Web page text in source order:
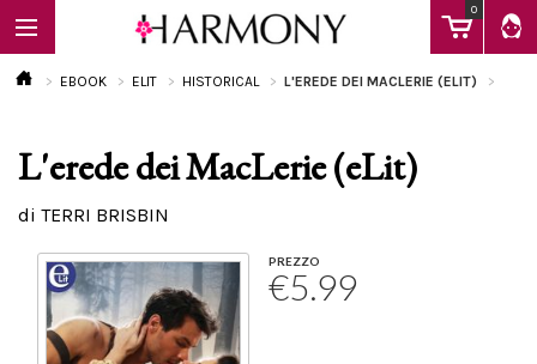
0
EBOOK
Calendario
EBOOK ELIT HISTORICAL L'EREDE DEI MACLERIE (ELIT)
L'erede dei MacLerie (eLit)
di TERRI BRISBIN
PREZZO
€5.99